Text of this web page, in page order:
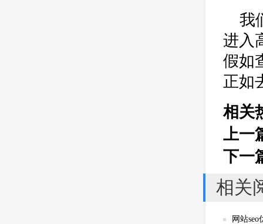
我
进入
假如
正如
相关
上一
下一
相关
网站